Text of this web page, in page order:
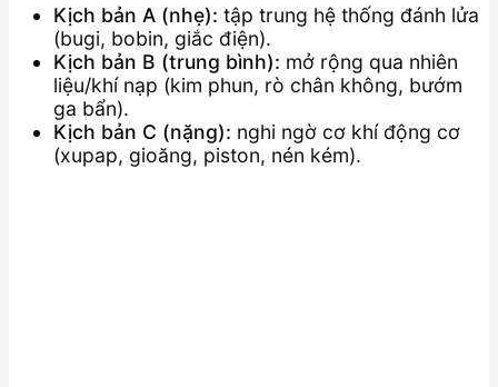
Kịch bản A (nhẹ): tập trung hệ thống đánh lửa
(bugi, bobin, giắc điện).
Kịch bản B (trung bình): mở rộng qua nhiên
liệu/khí nạp (kim phun, rò chân không, bướm
ga bẩn).
Kịch bản C (nặng): nghi ngờ cơ khí động cơ
(xupap, gioăng, piston, nén kém).